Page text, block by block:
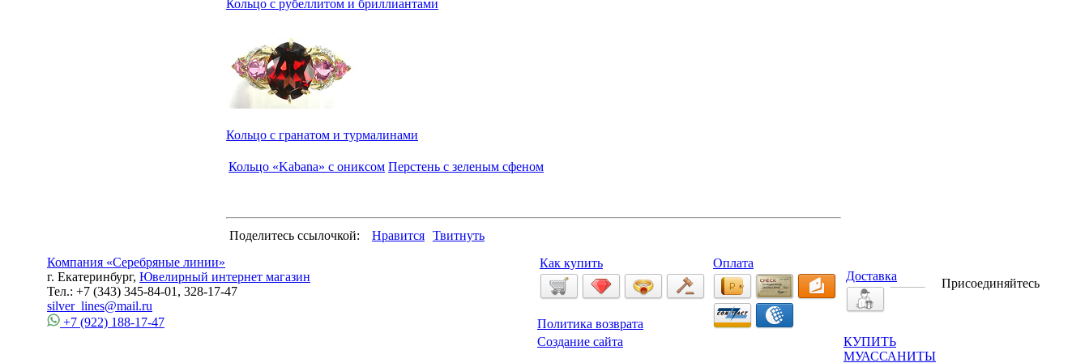
Кольцо с рубеллитом и бриллиантами
Кольцо с гранатом и турмалинами
Кольцо «Kabana» с ониксом Перстень с зеленым сфеном
Поделитесь ссылочкой: Нравится Твитнуть
Компания «Серебряные линии»
г. Екатеринбург, Ювелирный интернет магазин
Тел.: +7 (343) 345-84-01, 328-17-47
silver_lines@mail.ru
+7 (922) 188-17-47
Как купить
Политика возврата
Оплата
Доставка
Присоединяйтесь
Создание сайта
КУПИТЬ
МУАССАНИТЫ